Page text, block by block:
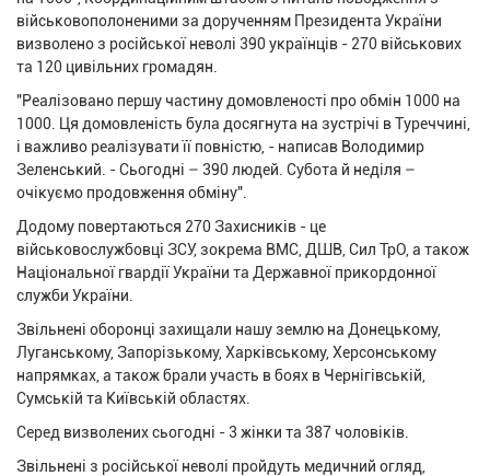
військовополоненими за дорученням Президента України
визволено з російської неволі 390 українців - 270 військових
та 120 цивільних громадян.
"Реалізовано першу частину домовленості про обмін 1000 на
1000. Ця домовленість була досягнута на зустрічі в Туреччині,
і важливо реалізувати її повністю, - написав Володимир
Зеленський. - Сьогодні – 390 людей. Субота й неділя –
очікуємо продовження обміну".
Додому повертаються 270 Захисників - це
військовослужбовці ЗСУ, зокрема ВМС, ДШВ, Сил ТрО, а також
Національної гвардії України та Державної прикордонної
служби України.
Звільнені оборонці захищали нашу землю на Донецькому,
Луганському, Запорізькому, Харківському, Херсонському
напрямках, а також брали участь в боях в Чернігівській,
Сумській та Київській областях.
Серед визволених сьогодні - 3 жінки та 387 чоловіків.
Звільнені з російської неволі пройдуть медичний огляд,